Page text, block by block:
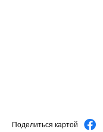
Поделиться картой